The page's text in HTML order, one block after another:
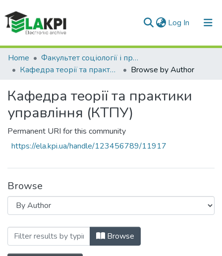
Log In (current)
Communities & Collections
All of DSpace
Home
Факультет соціології і права (ФСП)
Кафедра теорії та практики управління (КТПУ)
Browse by Author
Кафедра теорії та практики
управління (КТПУ)
Permanent URI for this community
https://ela.kpi.ua/handle/123456789/11917
Browse
Browsing Кафедра теорії та
Browse